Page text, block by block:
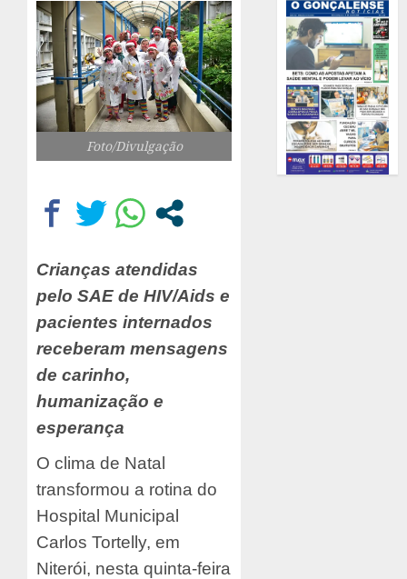
Foto/Divulgação
Crianças atendidas
pelo SAE de HIV/Aids e
pacientes internados
receberam mensagens
de carinho,
humanização e
esperança
O clima de Natal
transformou a rotina do
Hospital Municipal
Carlos Tortelly, em
Niterói, nesta quinta-feira